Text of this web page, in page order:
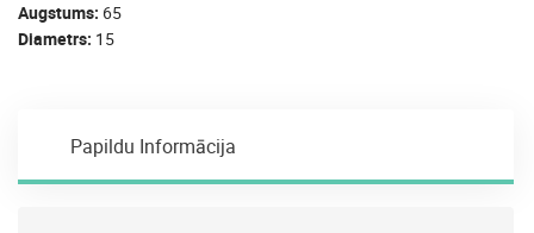
Augstums 65
Diametrs 15
Papildu Informācija